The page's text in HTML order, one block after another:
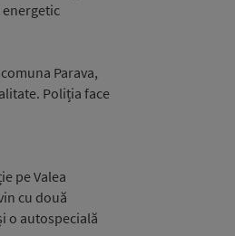
Parava,
Poliția face
pe Valea
cu două
o autospecială